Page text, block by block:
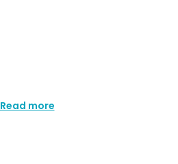
Read more